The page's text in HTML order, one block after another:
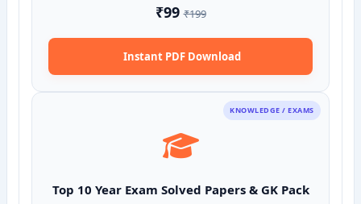
₹99₹199
Instant PDF Download
KNOWLEDGE / EXAMS
Top 10 Year Exam Solved Papers & GK Pack